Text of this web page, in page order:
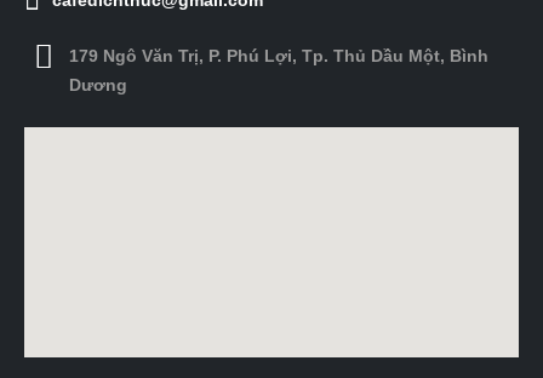
179 Ngô Văn Trị, P. Phú Lợi, Tp. Thủ Dầu Một, Bình
Dương